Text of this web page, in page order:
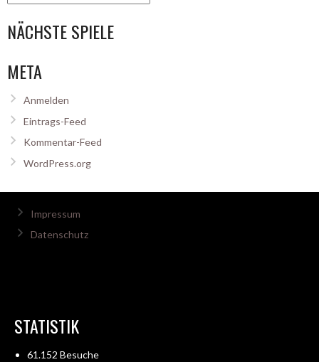
NÄCHSTE SPIELE
META
Anmelden
Eintrags-Feed
Kommentar-Feed
WordPress.org
Impressum
Datenschutz
STATISTIK
61.152 Besuche